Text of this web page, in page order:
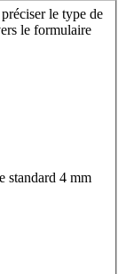
le type de
le formulaire
standard 4 mm